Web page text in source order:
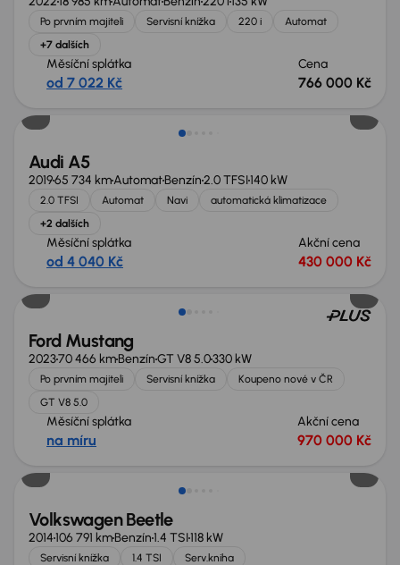
Po prvním majiteli Servisní knížka 220 i
Automat
+7 dalších
Měsíční splátka
od 7 022 Kč
Cena
766 000 Kč
Audi A5
201965 734 kmAutomatBenzín2.0 TFSI140 kW
2.0 TFSI Automat Navi
automatická klimatizace
+2 dalších
Měsíční splátka
od 4 040 Kč
Akční cena
430 000 Kč
Ford Mustang
202370 466 kmBenzínGT V8 5.0330 kW
Po prvním majiteli Servisní knížka
Koupeno nové v ČR
GT V8 5.0
Měsíční splátka
na míru
Akční cena
970 000 Kč
Zlevněno o 21 500 Kč
Volkswagen Beetle
2014106 791 kmBenzín1.4 TSI118 kW
Servisní knížka 1.4 TSI
Serv.kniha